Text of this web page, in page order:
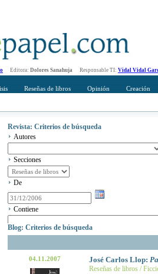
Editora: Dolores Sanahuja Responsable TI: Vidal Vidal
Reseñas de libros Opinión Creación
Revista: Criterios de búsqueda
Autores
Secciones
De
Contiene
Blog: Criterios de búsqueda
04.11.2007 José Carlos Llop:
Reseñas de libros /